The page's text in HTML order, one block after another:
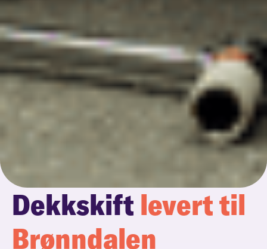
Dekkskift levert til
Brønndalen